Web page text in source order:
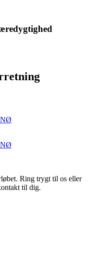
NØ
NØ
Ring trygt til os eller
til dig.